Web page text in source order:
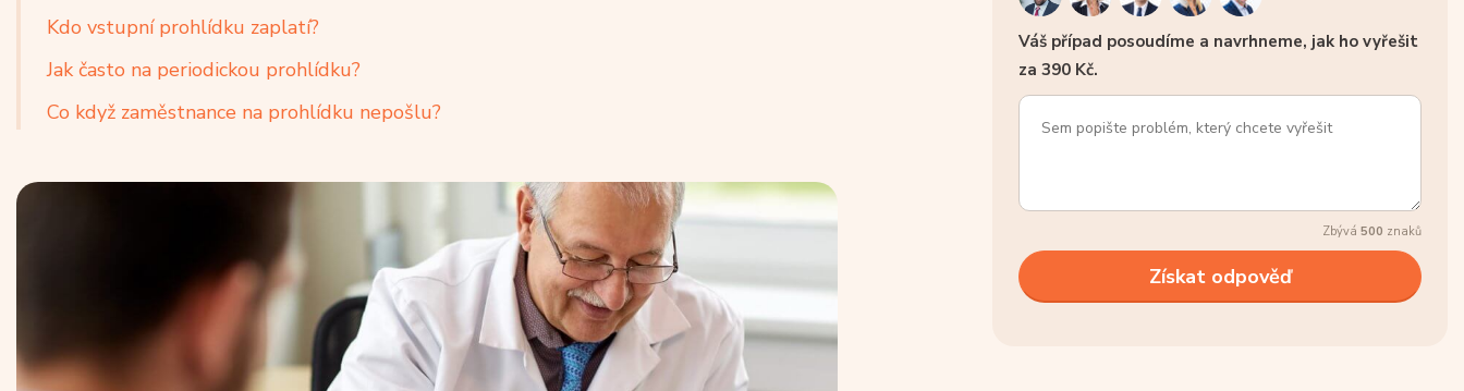
Kdo vstupní prohlídku zaplatí?
Jak často na periodickou prohlídku?
Co když zaměstnance na prohlídku nepošlu?
Váš případ posoudíme a navrhneme, jak ho vyřešit
za 390 Kč.
Zbývá 500 znaků